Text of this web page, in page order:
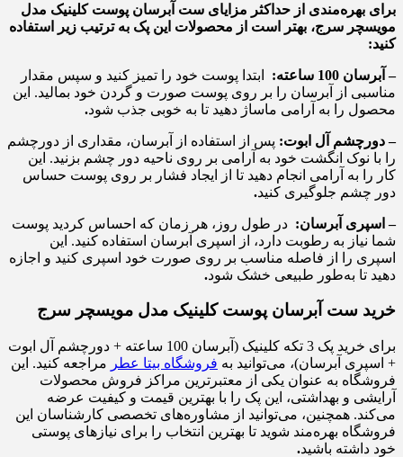
برای بهره‌مندی از حداکثر مزایای ست آبرسان پوست کلینیک مدل
مویسچر سرج، بهتر است از محصولات این پک به ترتیب زیر استفاده
کنید:
– آبرسان 100 ساعته:
ابتدا پوست خود را تمیز کنید و سپس مقدار
مناسبی از آبرسان را بر روی پوست صورت و گردن خود بمالید. این
محصول را به آرامی ماساژ دهید تا به خوبی جذب شود.
– دورچشم آل ابوت: پس از استفاده از آبرسان، مقداری از دورچشم
را با نوک انگشت خود به آرامی بر روی ناحیه دور چشم بزنید. این
کار را به آرامی انجام دهید تا از ایجاد فشار بر روی پوست حساس
دور چشم جلوگیری کنید.
– اسپری آبرسان: در طول روز، هر زمان که احساس کردید پوست
شما نیاز به رطوبت دارد، از اسپری آبرسان استفاده کنید. این
اسپری را از فاصله مناسب بر روی صورت خود اسپری کنید و اجازه
دهید تا به‌طور طبیعی خشک شود.
خرید ست آبرسان پوست کلینیک مدل مویسچر سرج
برای خرید پک 3 تکه کلینیک (آبرسان 100 ساعته + دورچشم آل ابوت
+ اسپری آبرسان)، می‌توانید به فروشگاه بیتا عطر مراجعه کنید. این
فروشگاه به عنوان یکی از معتبرترین مراکز فروش محصولات
آرایشی و بهداشتی، این پک را با بهترین قیمت و کیفیت عرضه
می‌کند. همچنین، می‌توانید از مشاوره‌های تخصصی کارشناسان این
فروشگاه بهره‌مند شوید تا بهترین انتخاب را برای نیازهای پوستی
خود داشته باشید.